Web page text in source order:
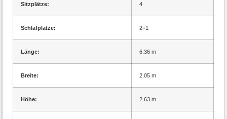
Sitzplätze: 4
Schlafplätze: 2+1
Länge: 6.36 m
Breite: 2.05 m
Höhe: 2.63 m